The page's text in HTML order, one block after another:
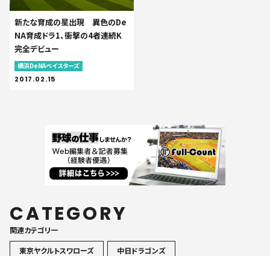
新たな育成の星出現 異色のDe
NA育成ドラ1、衝撃の4者連続K
完全デビュー
横浜DeNAベイスターズ
2017.02.15
CATEGORY
関連カテゴリ一
東京ヤクルトスワローズ
中日ドラゴンズ